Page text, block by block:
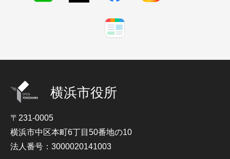
横浜市役所
〒231-0005
横浜市中区本町6丁目50番地の10
法人番号：3000020141003